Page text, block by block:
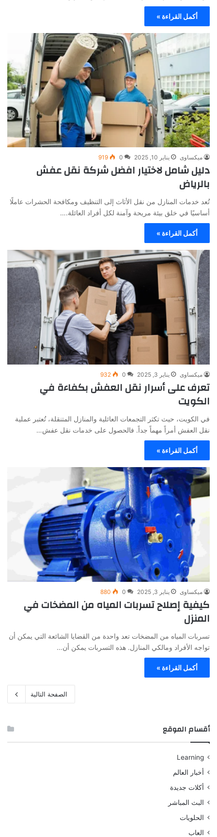
أكمل القراءة »
ميكساوى يناير 10, 2025 0
919
دليل شامل لاختيار افضل شركة نقل عفش
بالرياض
تُعد خدمات المنازل من نقل الأثاث إلى التنظيف ومكافحة الحشرات عاملًا
أساسيًا في خلق بيئة مريحة وآمنة لكل أفراد العائلة.…
أكمل القراءة »
ميكساوى يناير 3, 2025 0
932
تعرف على أسرار نقل العفش بكفاءة في
الكويت
في الكويت، حيث تكثر التجمعات العائلية والمنازل المتنقلة، تُعتبر عملية
نقل العفش أمراً مهماً جداً. فالحصول على خدمات نقل عفش…
أكمل القراءة »
ميكساوى يناير 3, 2025 0
880
كيفية إصلاح تسربات المياه من المضخات في
المنزل
تسربات المياه من المضخات تعد واحدة من القضايا الشائعة التي يمكن أن
تواجه الأفراد ومالكي المنازل. هذه التسربات يمكن أن…
أكمل القراءة »
الصفحة التالية
أقسام الموقع
Learning
أخبار العالم
أكلات جديدة
البث المباشر
الحلويات
العاب